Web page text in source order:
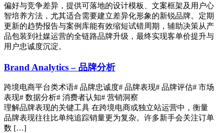
偏好与竞争差异，提供可落地的设计模板、文案框架及用户心
智培养方法，尤其适合需要建立差异化形象的新锐品牌。定期
更新的趋势报告与案例库能有效缩短试错周期，辅助决策从产
品包装到社媒运营的全链路品牌升级，最终实现客单价提升与
用户忠诚度沉淀。
Brand Analytics – 品牌分析
跨境电商平台类术语# 品牌忠诚度# 品牌表现# 品牌评估# 市场
表现# 数据分析# 消费者认知# 营销洞察
理解品牌表现的关键工具 在跨境电商或独立站运营中，衡量
品牌表现往往比单纯追踪销量更为复杂。许多新手会关注订单
数 […]